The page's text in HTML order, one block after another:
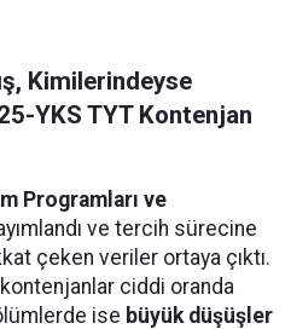
Kimilerindeyse
YKS TYT Kontenjan
Programları ve
ve tercih sürecine
çeken veriler ortaya çıktı.
kontenjanlar ciddi oranda
ise büyük düşüşler